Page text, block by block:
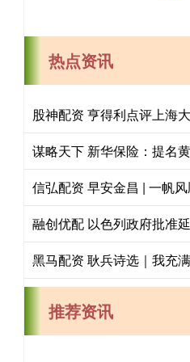
热点资讯
谋略天下 新华保险：提名
推荐资讯